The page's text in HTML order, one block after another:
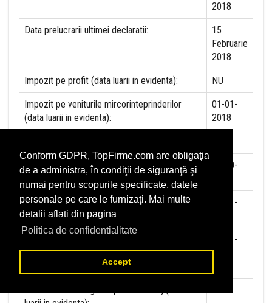
Conform GDPR, TopFirme.com are obligaţia
de a administra, în condiţii de siguranţă şi
numai pentru scopurile specificate, datele
personale pe care le furnizaţi. Mai multe
detalii aflati din pagina
Politica de confidentialitate
Accept
2018
Data prelucrarii ultimei declaratii:
15
Februarie
2018
Impozit pe profit (data luarii in evidenta): NU
Impozit pe veniturile mircorinteprinderilor
(data luarii in evidenta):
01-01-
2018
Taxa pe valoare adaugata (data luarii in
evidenta)
01-10-
Contributia la asigurari sociale (data luarii in
evidenta)
01-01-
munca si boli profesionale datorate de
angajator (data luarii in evidenta):
01-01-
2018